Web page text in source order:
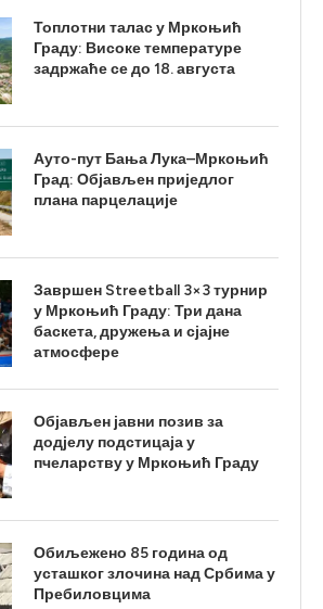
Топлотни талас у Мркоњић
Граду: Високе температуре
задржаће се до 18. августа
Ауто-пут Бања Лука–Мркоњић
Град: Објављен приједлог
плана парцелације
Завршен Streetball 3×3 турнир
у Мркоњић Граду: Три дана
баскета, дружења и сјајне
атмосфере
Објављен јавни позив за
додјелу подстицаја у
пчеларству у Мркоњић Граду
Обиљежено 85 година од
усташког злочина над Србима у
Пребиловцима